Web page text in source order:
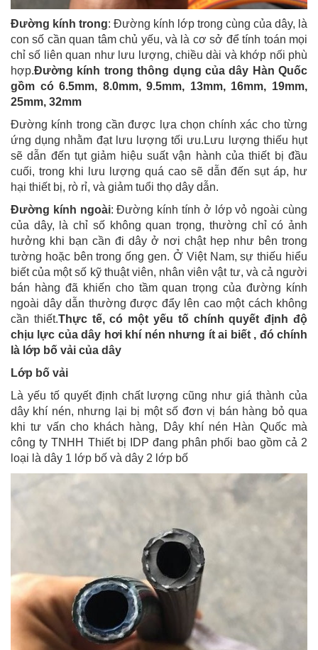
Đường kính trong: Đường kính lớp trong cùng của dây, là
con số cần quan tâm chủ yếu, và là cơ sở để tính toán mọi
chỉ số liên quan như lưu lượng, chiều dài và khớp nối phù
hợp.Đường kính trong thông dụng của dây Hàn Quốc
gồm có 6.5mm, 8.0mm, 9.5mm, 13mm, 16mm, 19mm,
25mm, 32mm
Đường kính trong cần được lựa chọn chính xác cho từng
ứng dụng nhằm đạt lưu lượng tối ưu.Lưu lượng thiếu hụt
sẽ dẫn đến tụt giảm hiệu suất vận hành của thiết bị đầu
cuối, trong khi lưu lượng quá cao sẽ dẫn đến sụt áp, hư
hại thiết bị, rò rỉ, và giảm tuổi thọ dây dẫn.
Đường kính ngoài: Đường kính tính ở lớp vỏ ngoài cùng
của dây, là chỉ số không quan trọng, thường chỉ có ảnh
hưởng khi bạn cần đi dây ở nơi chật hẹp như bên trong
tường hoặc bên trong ống gen. Ở Việt Nam, sự thiếu hiểu
biết của một số kỹ thuật viên, nhân viên vật tư, và cả người
bán hàng đã khiến cho tầm quan trọng của đường kính
ngoài dây dẫn thường được đẩy lên cao một cách không
cần thiết.Thực tế, có một yếu tố chính quyết định độ
chịu lực của dây hơi khí nén nhưng ít ai biết , đó chính
là lớp bố vải của dây
Lớp bố vải
Là yếu tố quyết định chất lượng cũng như giá thành của
dây khí nén, nhưng lại bị một số đơn vị bán hàng bỏ qua
khi tư vấn cho khách hàng, Dây khí nén Hàn Quốc mà
công ty TNHH Thiết bị IDP đang phân phối bao gồm cả 2
loại là dây 1 lớp bố và dây 2 lớp bố